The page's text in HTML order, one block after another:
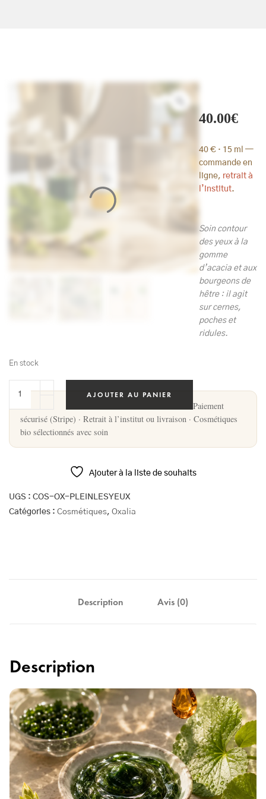
40.00€
40 € · 15 ml —
commande en
ligne, retrait à
l’institut.
Soin contour
des yeux à la
gomme
d’acacia et aux
bourgeons de
hêtre : il agit
sur cernes,
poches et
ridules.
En stock
AJOUTER AU PANIER
Paiement
sécurisé (Stripe) · Retrait à l’institut ou livraison · Cosmétiques
bio sélectionnés avec soin
Ajouter à la liste de souhaits
UGS : COS-OX-PLEINLESYEUX
Catégories : Cosmétiques, Oxalia
Description Avis (0)
Description